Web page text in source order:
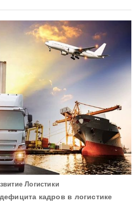
Логистики
кадров в логистике